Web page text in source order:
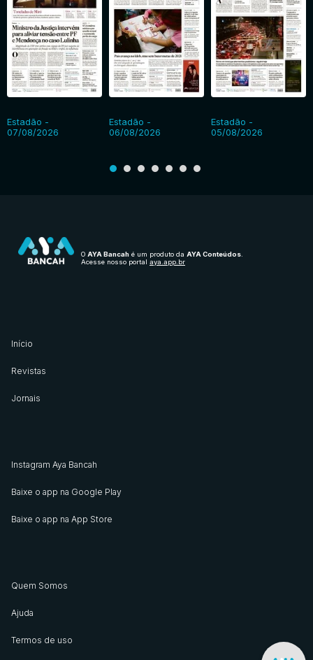
Estadão -
07/08/2026
Estadão -
06/08/2026
Estadão -
05/08/2026
O AYA Bancah é um produto da AYA Conteúdos.
Acesse nosso portal aya.app.br
Início
Revistas
Jornais
Instagram Aya Bancah
Baixe o app na Google Play
Baixe o app na App Store
Quem Somos
Ajuda
Termos de uso